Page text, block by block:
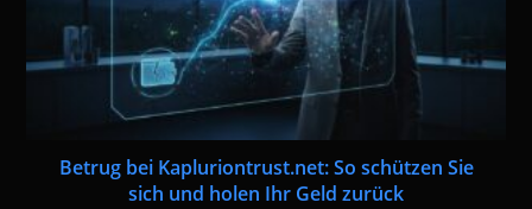
Betrug bei Kapluriontrust.net: So schützen Sie
sich und holen Ihr Geld zurück